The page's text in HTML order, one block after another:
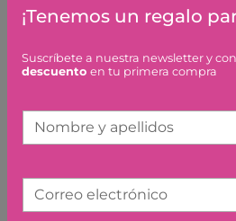
12,95 €
¡Tenemos un regalo
Suscríbete a nuestra newsletter y
descuento en tu primera compra
Nombre y apellidos
Correo electrónico